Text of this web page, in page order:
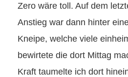
Zero wäre toll. Auf dem
Anstieg war dann hinter
Kneipe, welche viele
bewirtete die dort Mittag
Kraft taumelte ich dort